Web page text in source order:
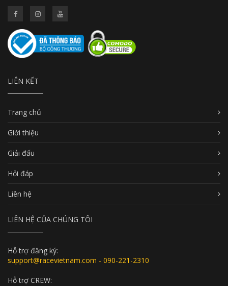
LIÊN KẾT
Trang chủ
Giới thiệu
Giải đấu
Hỏi đáp
Liên hệ
LIÊN HỆ CỦA CHÚNG TÔI
Hỗ trợ đăng ký:
support@racevietnam.com - 090-221-2310
Hỗ trợ CREW: